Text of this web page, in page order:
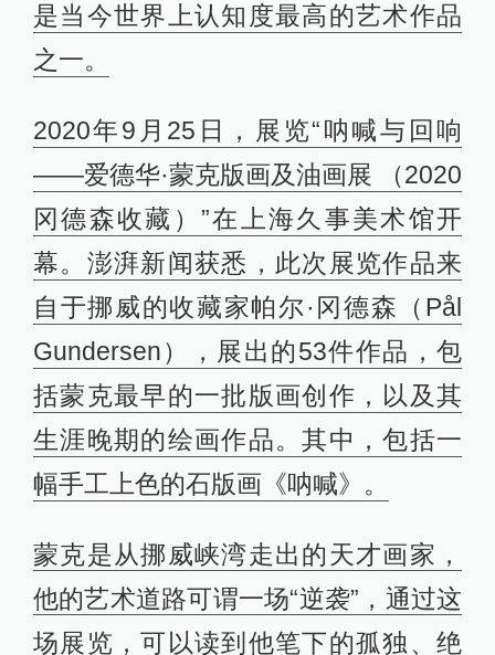
是当今世界上认知度最高的艺术作品
之一。
2020年9月25日，展览“呐喊与回响
——爱德华·蒙克版画及油画展 （2020
冈德森收藏）”在上海久事美术馆开
幕。澎湃新闻获悉，此次展览作品来
自于挪威的收藏家帕尔·冈德森（Pål
Gundersen），展出的53件作品，包
括蒙克最早的一批版画创作，以及其
生涯晚期的绘画作品。其中，包括一
幅手工上色的石版画《呐喊》。
蒙克是从挪威峡湾走出的天才画家，
他的艺术道路可谓一场“逆袭”，通过这
场展览，可以读到他笔下的孤独、绝